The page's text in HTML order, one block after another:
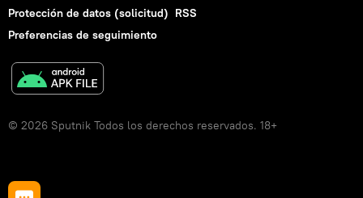
Protección de datos (solicitud) RSS
Preferencias de seguimiento
© 2026 Sputnik Todos los derechos reservados. 18+